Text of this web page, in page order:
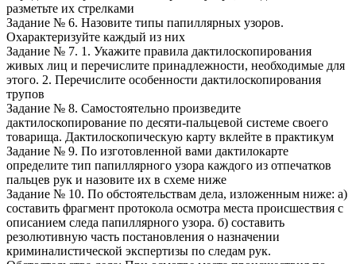
разметьте их стрелками
Задание № 6. Назовите типы папиллярных узоров.
Охарактеризуйте каждый из них
Задание № 7. 1. Укажите правила дактилоскопирования
живых лиц и перечислите принадлежности, необходимые для
этого. 2. Перечислите особенности дактилоскопирования
трупов
Задание № 8. Самостоятельно произведите
дактилоскопирование по десяти-пальцевой системе своего
товарища. Дактилоскопическую карту вклейте в практикум
Задание № 9. По изготовленной вами дактилокарте
определите тип папиллярного узора каждого из отпечатков
пальцев рук и назовите их в схеме ниже
Задание № 10. По обстоятельствам дела, изложенным ниже: а)
составить фрагмент протокола осмотра места происшествия с
описанием следа папиллярного узора. б) составить
резолютивную часть постановления о назначении
криминалистической экспертизы по следам рук.